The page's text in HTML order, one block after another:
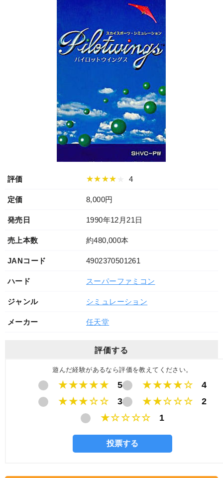
評価 ★★★★★ 4
定価 8,000円
発売日 1990年12月21日
売上本数 約480,000本
JANコード 4902370501261
ハード スーパーファミコン
ジャンル シミュレーション
メーカー 任天堂
評価する
遊んだ経験があるなら評価を教えてください。
★★★★★ 5 ★★★★☆
4
★★★☆☆
3 ★★☆☆☆
2
★☆☆☆☆
1